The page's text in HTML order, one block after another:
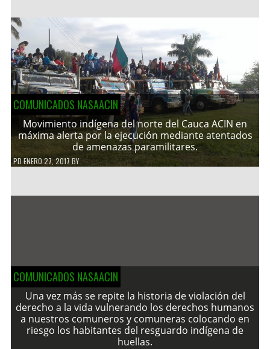
COMUNICADOS NASAACIN
Movimiento indígena del norte del Cauca ACIN en
máxima alerta por la ejecución mediante atentados
de amenazas paramilitares.
PDENERO 27, 2017 BY
COMUNICADOS NASAACIN
Una vez más se repite la historia de violación del
derecho a la vida vulnerando los derechos humanos
a nuestros comuneros y comuneras colocando en
riesgo los habitantes del resguardo indígena de
huellas.